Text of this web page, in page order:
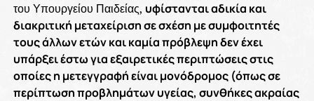
του Υπουργείου Παιδείας, υφίστανται αδικία και
διακριτική μεταχείριση σε σχέση με συμφοιτητές
τους άλλων ετών και καμία πρόβλεψη δεν έχει
υπάρξει έστω για εξαιρετικές περιπτώσεις στις
οποίες η μετεγγραφή είναι μονόδρομος (όπως σε
περίπτωση προβλημάτων υγείας, συνθήκες ακραίας